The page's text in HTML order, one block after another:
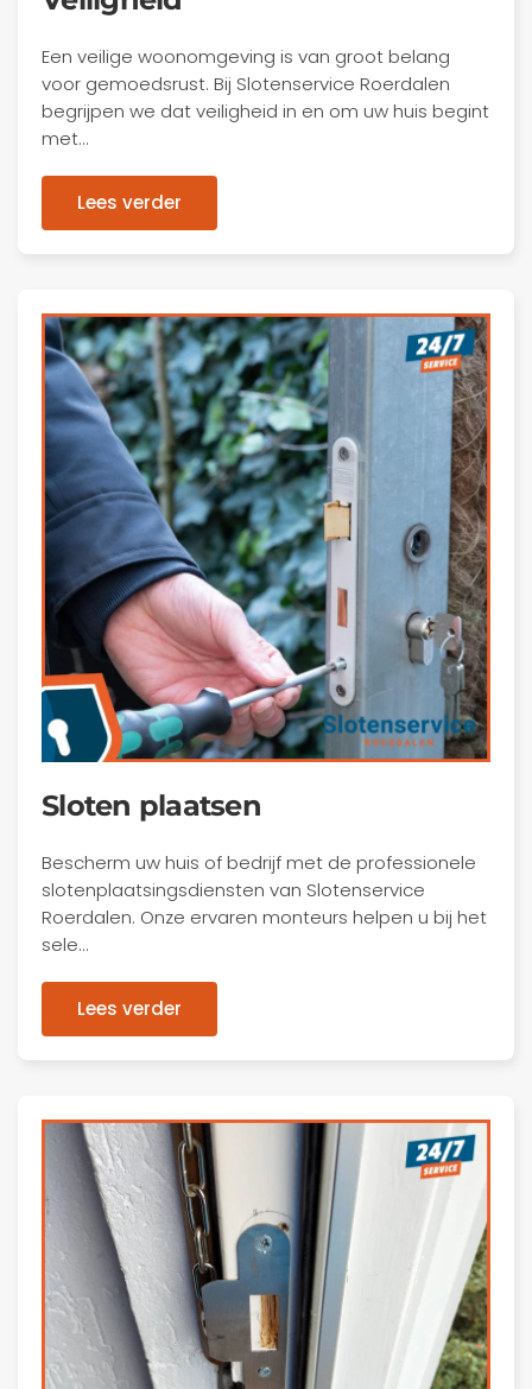
Een veilige woonomgeving is van groot belang
voor gemoedsrust. Bij Slotenservice Roerdalen
begrijpen we dat veiligheid in en om uw huis begint
met…
Lees verder
Sloten plaatsen
Bescherm uw huis of bedrijf met de professionele
slotenplaatsingsdiensten van Slotenservice
Roerdalen. Onze ervaren monteurs helpen u bij het
sele…
Lees verder